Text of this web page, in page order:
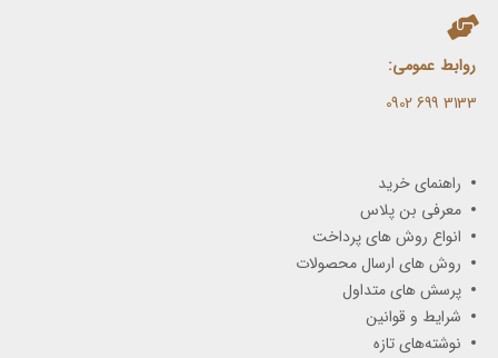
روابط عمومی:
3133 699 0902​
راهنمای خرید
معرفی بن پلاس
انواع روش های پرداخت
روش های ارسال محصولات
پرسش های متداول
شرایط و قوانین
نوشته‌های تازه